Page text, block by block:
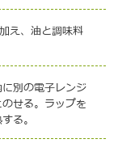
え、油と調味料
別の電子レンジ
せる。ラップを
る。